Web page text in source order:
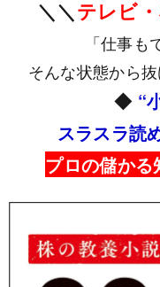
＼＼テレビ
「仕事も
そんな状態から
◆ “
スラスラ読
プロの儲か